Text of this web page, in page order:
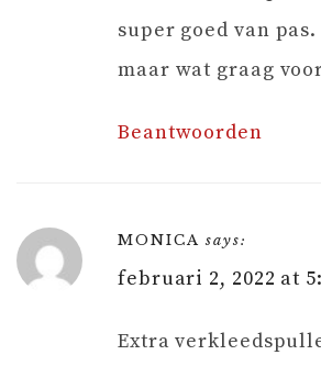
super goed van
maar wat graag
Beantwoorden
MONICA says:
februari 2, 2022 at
Extra